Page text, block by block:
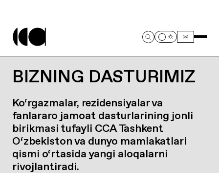
BIZNING DASTURIMIZ
Ko‘rgazmalar, rezidensiyalar va
fanlararo jamoat dasturlarining jonli
birikmasi tufayli CCA Tashkent
O‘zbekiston va dunyo mamlakatlari
qismi o‘rtasida yangi aloqalarni
rivojlantiradi.